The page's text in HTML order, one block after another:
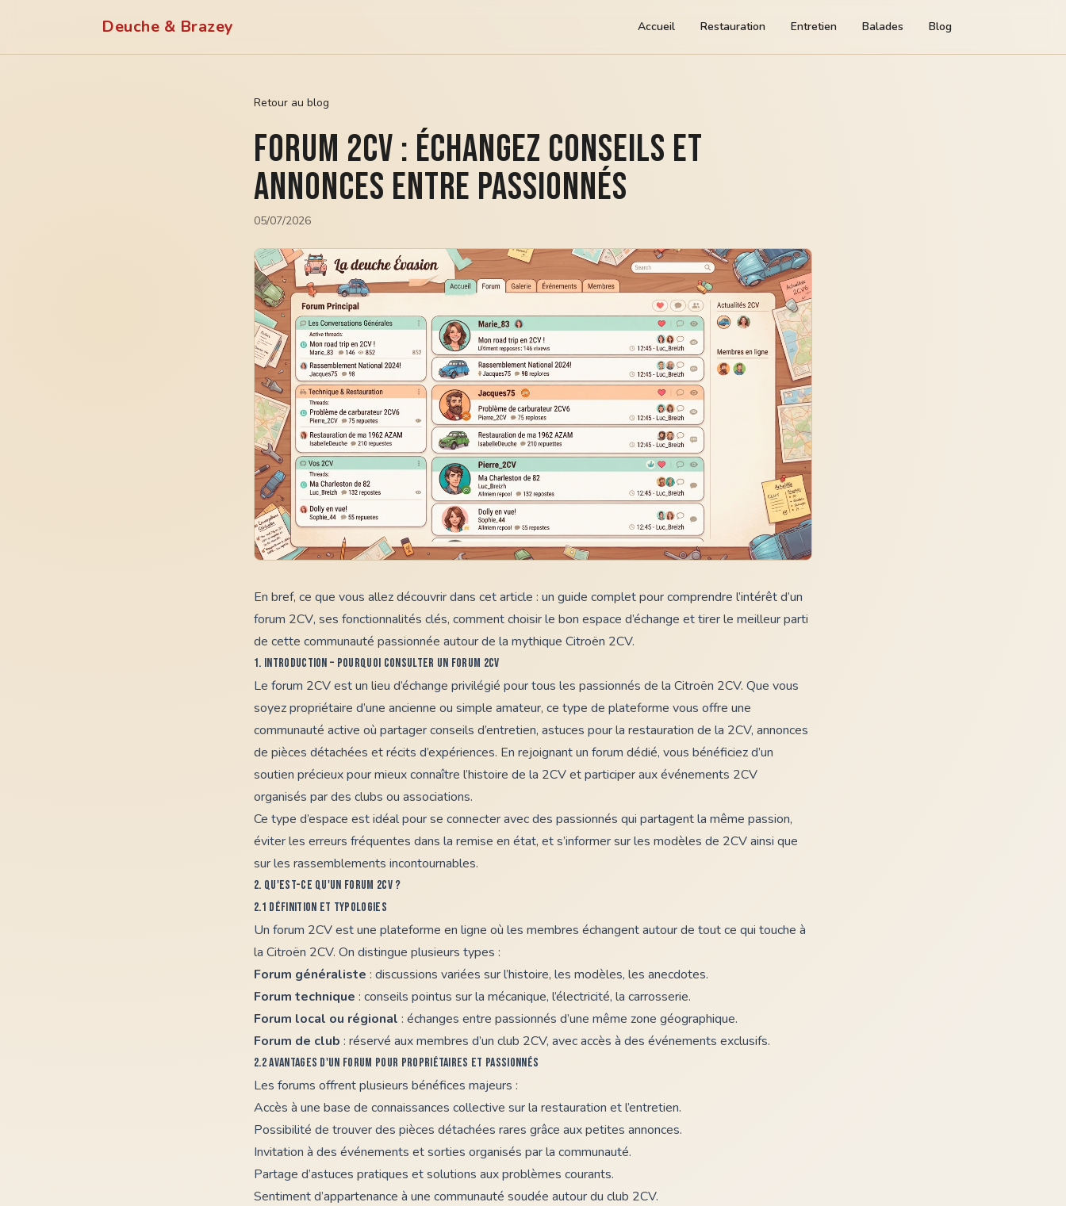
Deuche & Brazey Accueil Restauration Entretien Balades Blog
Retour au blog
Forum 2CV : échangez conseils et
annonces entre passionnés
05/07/2026
En bref, ce que vous allez découvrir dans cet article : un guide complet pour comprendre l’intérêt d’un
forum 2CV, ses fonctionnalités clés, comment choisir le bon espace d’échange et tirer le meilleur parti
de cette communauté passionnée autour de la mythique Citroën 2CV.
1. Introduction – pourquoi consulter un forum 2CV
Le forum 2CVest un lieu d’échange privilégié pour tous les passionnés de la Citroën 2CV. Que vous
soyez propriétaire d’une ancienne ou simple amateur, ce type de plateforme vous offre une
communauté active où partager conseils d’entretien, astuces pour la restauration de la 2CV, annonces
de pièces détachées et récits d’expériences. En rejoignant un forum dédié, vous bénéficiez d’un
soutien précieux pour mieux connaître l’histoire de la 2CV et participer aux événements 2CV
organisés par des clubs ou associations.
Ce type d’espace est idéal pour se connecter avec des passionnés qui partagent la même passion,
éviter les erreurs fréquentes dans la remise en état, et s’informer sur les modèles de 2CV ainsi que
sur les rassemblements incontournables.
2. Qu'est-ce qu'un forum 2CV ?
2.1 Définition et typologies
Un forum 2CVest une plateforme en ligne où les membres échangent autour de tout ce qui touche à
la Citroën 2CV. On distingue plusieurs types :
Forum généraliste : discussions variées sur l’histoire, les modèles, les anecdotes.
Forum technique : conseils pointus sur la mécanique, l’électricité, la carrosserie.
Forum local ou régional : échanges entre passionnés d’une même zone géographique.
Forum de club : réservé aux membres d’un club 2CV, avec accès à des événements exclusifs.
2.2 Avantages d'un forum pour propriétaires et passionnés
Les forums offrent plusieurs bénéfices majeurs :
Accès à une base de connaissances collective sur la restauration et l’entretien.
Possibilité de trouver des pièces détachées rares grâce aux petites annonces.
Invitation à des événements et sorties organisés par la communauté.
Partage d’astuces pratiques et solutions aux problèmes courants.
Sentiment d’appartenance à une communauté soudée autour du club 2CV.